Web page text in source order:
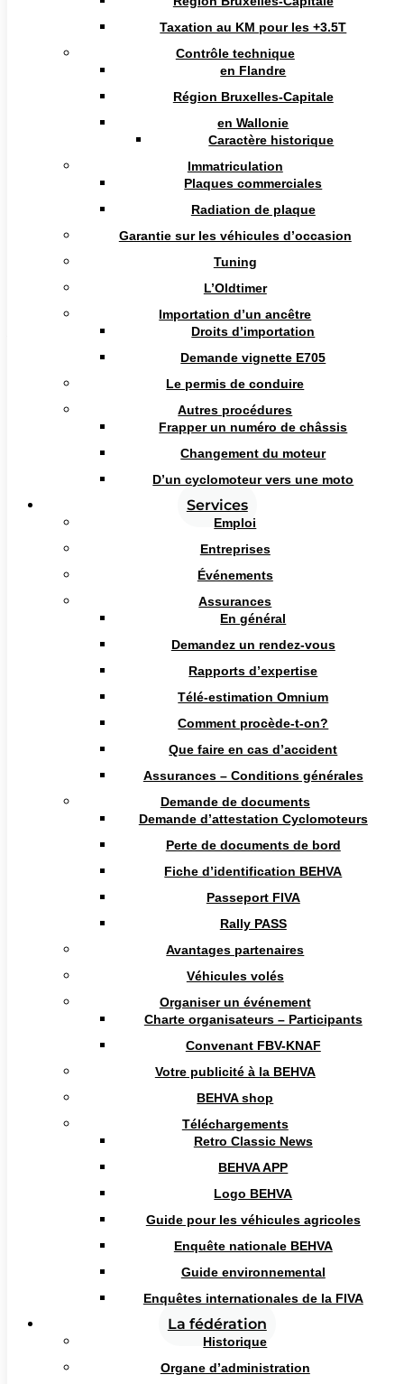
Taxation au KM pour les +3.5T
Contrôle technique
en Flandre
Région Bruxelles-Capitale
en Wallonie
Caractère historique
Immatriculation
Plaques commerciales
Radiation de plaque
Garantie sur les véhicules d’occasion
Tuning
L’Oldtimer
Importation d’un ancêtre
Droits d’importation
Demande vignette E705
Le permis de conduire
Autres procédures
Frapper un numéro de châssis
Changement du moteur
D’un cyclomoteur vers une moto
Services
Emploi
Entreprises
Événements
Assurances
En général
Demandez un rendez-vous
Rapports d’expertise
Télé-estimation Omnium
Comment procède-t-on?
Que faire en cas d’accident
Assurances – Conditions générales
Demande de documents
Demande d’attestation Cyclomoteurs
Perte de documents de bord
Fiche d’identification BEHVA
Passeport FIVA
Rally PASS
Avantages partenaires
Véhicules volés
Organiser un événement
Charte organisateurs – Participants
Convenant FBV-KNAF
Votre publicité à la BEHVA
BEHVA shop
Téléchargements
Retro Classic News
BEHVA APP
Logo BEHVA
Guide pour les véhicules agricoles
Enquête nationale BEHVA
Guide environnemental
Enquêtes internationales de la FIVA
La fédération
Historique
Organe d’administration
info@101airborne.be
La restauration et la conservation des véhicules
que l'équipement porté par les Libérateurs de notre
pays (Matériel Para US 44)
mondiale
Langue
Personne de contact : LOMBA PHILIPPE
Numéro de téléphone :
Adresse email :
info@101airborne.be
Adresse :
RUE DU SOLEIL LEVANT 2 5361 SCY
Suivre
Buro & Design Center Esplanade 1 - Postbox 51
Banque : BE83 0012 6534 7115